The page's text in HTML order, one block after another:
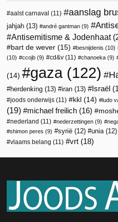
aalst carnaval (11) aanslag
jahjah (13) andré gantman (9)
Antisemitisme & Jodenhaat
bart de wever (15) besnijdenis (10)
(10)
ccojb (9) cd&v (11) chanoeka (9)
(14) gaza(122)
herdenking (13) iran (13) Israël
joods onderwijs (11) kkl (14) ludo
(19)
michael freilich (16)
nederland (11) nederzettingen (9)
shimon peres (9) syrië (12) unia(12)
vlaams belang (11) vrt (18)